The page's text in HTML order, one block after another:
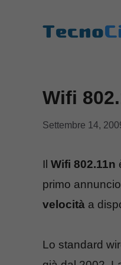
Wifi
Settembre 14,
Il Wifi 802.11n
primo
velocità a
Lo standard